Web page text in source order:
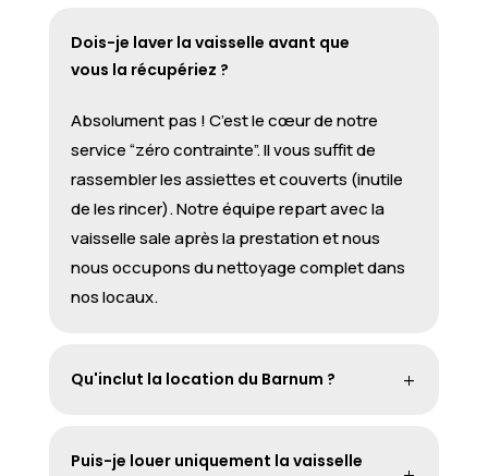
Dois-je laver la vaisselle avant que
vous la récupériez ?
Absolument pas ! C’est le cœur de notre
service “zéro contrainte”. Il vous suffit de
rassembler les assiettes et couverts (inutile
de les rincer). Notre équipe repart avec la
vaisselle sale après la prestation et nous
nous occupons du nettoyage complet dans
nos locaux.
Qu'inclut la location du Barnum ?
Puis-je louer uniquement la vaisselle